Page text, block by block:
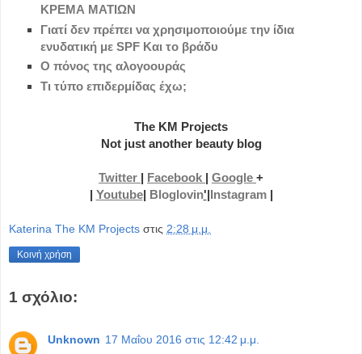
ΚΡΕΜΑ ΜΑΤΙΩΝ
Γιατί δεν πρέπει να χρησιμοποιούμε την ίδια
ενυδατική με SPF Και το βράδυ
O πόνος της αλογοουράς
Τι τύπο επιδερμίδας έχω;
The KM Projects
Not just another beauty blog
Twitter | Facebook | Google +
| Youtube| Bloglovin'|Instagram |
Katerina The KM Projects στις 2:28 μ.μ.
Κοινή χρήση
1 σχόλιο:
Unknown 17 Μαΐου 2016 στις 12:42 μ.μ.